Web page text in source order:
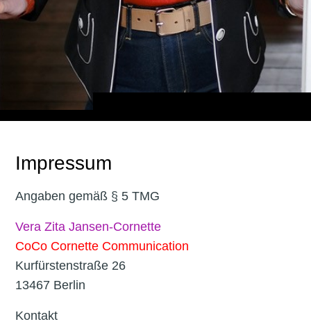
Impressum
Angaben gemäß § 5 TMG
Vera Zita Jansen-Cornette
CoCo Cornette Communication
Kurfürstenstraße 26
13467 Berlin
Kontakt